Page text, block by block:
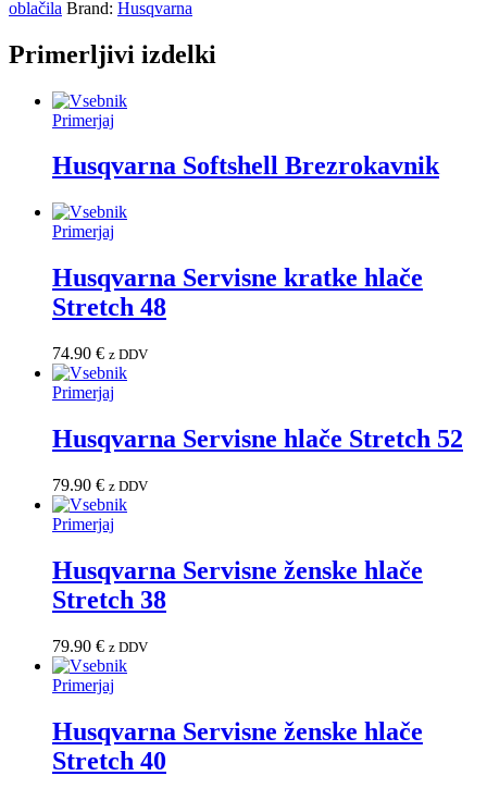
oblačila Brand: Husqvarna
Primerljivi izdelki
Primerjaj
Husqvarna Softshell Brezrokavnik
Primerjaj
Husqvarna Servisne kratke hlače
Stretch 48
74.90 € z DDV
Primerjaj
Husqvarna Servisne hlače Stretch 52
79.90 € z DDV
Primerjaj
Husqvarna Servisne ženske hlače
Stretch 38
79.90 € z DDV
Primerjaj
Husqvarna Servisne ženske hlače
Stretch 40